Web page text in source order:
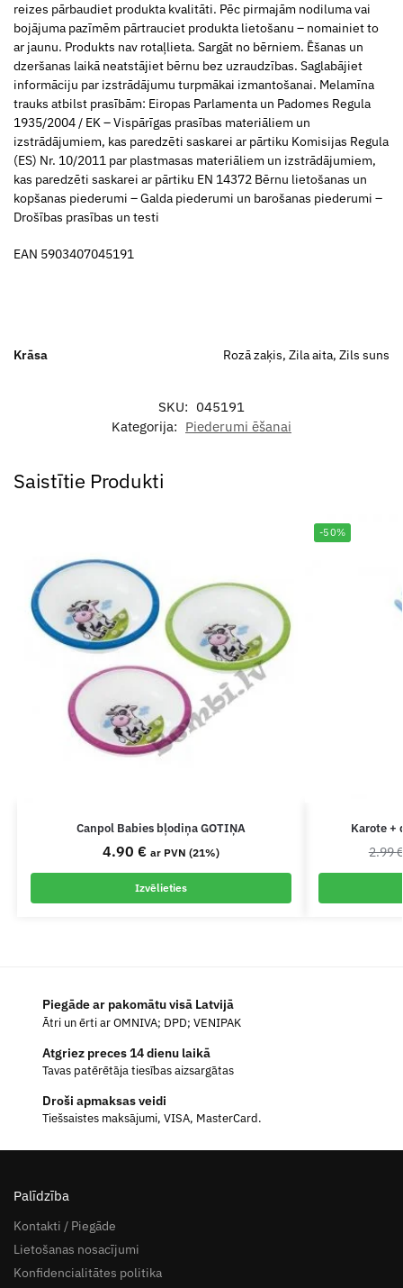
reizes pārbaudiet produkta kvalitāti. Pēc pirmajām nodiluma vai
bojājuma pazīmēm pārtrauciet produkta lietošanu – nomainiet to
ar jaunu. Produkts nav rotaļlieta. Sargāt no bērniem. Ēšanas un
dzeršanas laikā neatstājiet bērnu bez uzraudzības. Saglabājiet
informāciju par izstrādājumu turpmākai izmantošanai. Melamīna
trauks atbilst prasībām: Eiropas Parlamenta un Padomes Regula
1935/2004 / EK – Vispārīgas prasības materiāliem un
izstrādājumiem, kas paredzēti saskarei ar pārtiku Komisijas Regula
(ES) Nr. 10/2011 par plastmasas materiāliem un izstrādājumiem,
kas paredzēti saskarei ar pārtiku EN 14372 Bērnu lietošanas un
kopšanas piederumi – Galda piederumi un barošanas piederumi –
Drošības prasības un testi
EAN 5903407045191
Krāsa Rozā zaķis, Zila aita, Zils suns
SKU: 045191
Kategorija: Piederumi ēšanai
Saistītie Produkti
Canpol Babies bļodiņa GOTIŅA
4.90 € ar PVN (21%)
Izvēlieties
-50%
Karote +
2.99
Piegāde ar pakomātu visā Latvijā
Ātri un ērti ar OMNIVA; DPD; VENIPAK
Atgriez preces 14 dienu laikā
Tavas patērētāja tiesības aizsargātas
Droši apmaksas veidi
Tiešsaistes maksājumi, VISA, MasterCard.
Palīdzība
Kontakti / Piegāde
Lietošanas nosacījumi
Konfidencialitātes politika